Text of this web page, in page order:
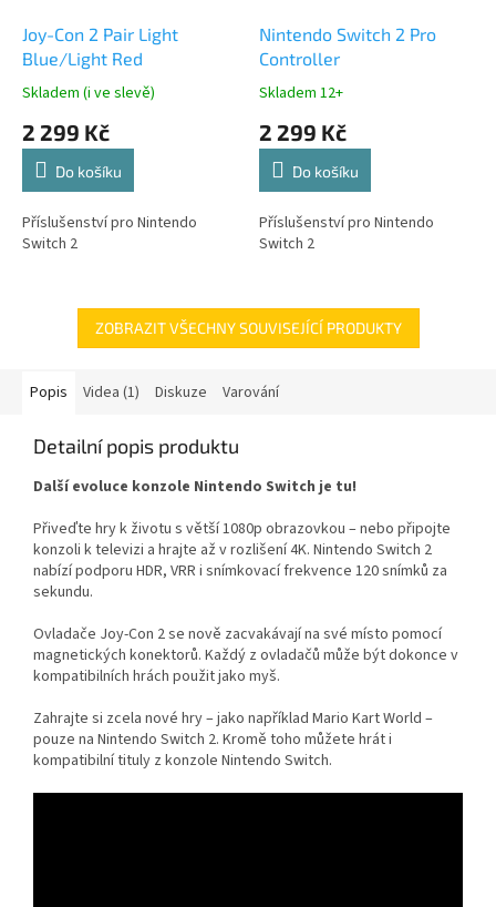
Joy-Con 2 Pair Light
Blue/Light Red
Skladem (i ve slevě)
2 299 Kč
Do košíku
Příslušenství pro Nintendo
Switch 2
Nintendo Switch 2 Pro
Controller
Skladem 12+
2 299 Kč
Do košíku
Příslušenství pro Nintendo
Switch 2
ZOBRAZIT VŠECHNY SOUVISEJÍCÍ PRODUKTY
Popis Videa (1) Diskuze Varování
Detailní popis produktu
Další evoluce konzole Nintendo Switch je tu!
Přiveďte hry k životu s větší 1080p obrazovkou – nebo připojte
konzoli k televizi a hrajte až v rozlišení 4K. Nintendo Switch 2
nabízí podporu HDR, VRR i snímkovací frekvence 120 snímků za
sekundu.
Ovladače Joy-Con 2 se nově zacvakávají na své místo pomocí
magnetických konektorů. Každý z ovladačů může být dokonce v
kompatibilních hrách použit jako myš.
Zahrajte si zcela nové hry – jako například Mario Kart World –
pouze na Nintendo Switch 2. Kromě toho můžete hrát i
kompatibilní tituly z konzole Nintendo Switch.